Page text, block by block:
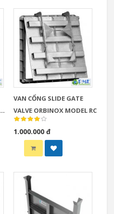
VAN CỔNG SLIDE GATE
VALVE ORBINOX MODEL RC
1.000.000 đ